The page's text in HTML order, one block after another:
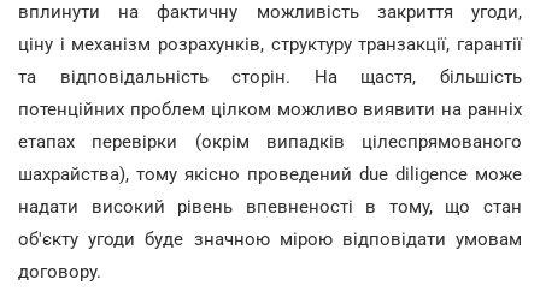
вплинути на фактичну можливість закриття угоди,
ціну і механізм розрахунків, структуру транзакції, гарантії
та відповідальність сторін. На щастя, більшість
потенційних проблем цілком можливо виявити на ранніх
етапах перевірки (окрім випадків цілеспрямованого
шахрайства), тому якісно проведений due diligence може
надати високий рівень впевненості в тому, що стан
об'єкту угоди буде значною мірою відповідати умовам
договору.